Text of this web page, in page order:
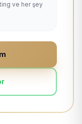
ve her şey